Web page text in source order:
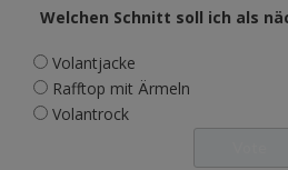
Welchen Schnitt soll ich als
Volantjacke
Rafftop mit Ärmeln
Volantrock